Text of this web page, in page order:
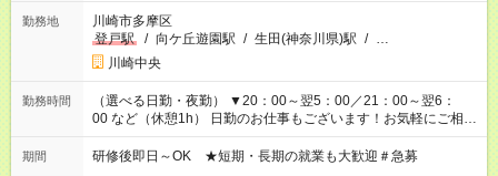
勤務地
川崎市多摩区
登戸駅
/ 向ケ丘遊園駅 / 生田(神奈川県)駅 / …
川崎中央
勤務時間
（選べる日勤・夜勤） ▼20：00～翌5：00／21：00～翌6：
00 など（休憩1h） 日勤のお仕事もございます！お気軽にご相談
ください！
期間 研修後即日～OK ★短期・長期の就業も大歓迎＃急募